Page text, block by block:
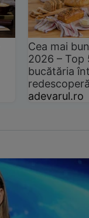
Cea mai
2026 –
bucătăria
adevarul.ro